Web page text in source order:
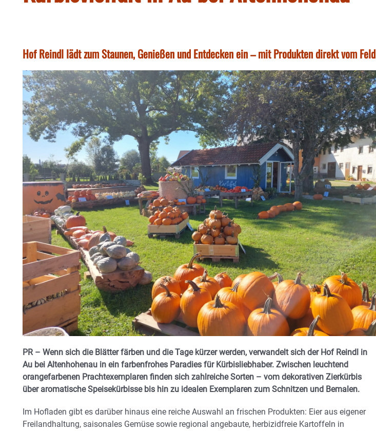
Hof Reindl lädt zum Staunen, Genießen und Entdecken ein – mit Produkten direkt vom Feld
PR – Wenn sich die Blätter färben und die Tage kürzer werden, verwandelt sich der Hof Reindl in
Au bei Altenhohenau in ein farbenfrohes Paradies für Kürbisliebhaber. Zwischen leuchtend
orangefarbenen Prachtexemplaren finden sich zahlreiche Sorten – vom dekorativen Zierkürbis
über aromatische Speisekürbisse bis hin zu idealen Exemplaren zum Schnitzen und Bemalen.
Im Hofladen gibt es darüber hinaus eine reiche Auswahl an frischen Produkten: Eier aus eigener
Freilandhaltung, saisonales Gemüse sowie regional angebaute, herbizidfreie Kartoffeln in